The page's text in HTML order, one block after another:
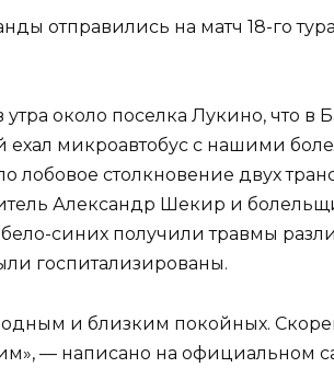
отправились на матч 18-го
около поселка Лукино, что в
ехал микроавтобус с нашими
лобовое столкновение двух
Александр Шекир и
синих получили травмы
госпитализированы.
и близким покойных.
— написано на официальном